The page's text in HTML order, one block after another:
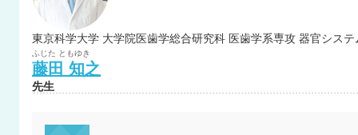
東京科学大学 大学院医歯学総合研究科 医歯学系専攻 器官シス
ふじた ともゆき
藤田 知之
先生